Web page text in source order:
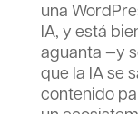
una
IA, y está
aguanta —y
que la IA se
contenido